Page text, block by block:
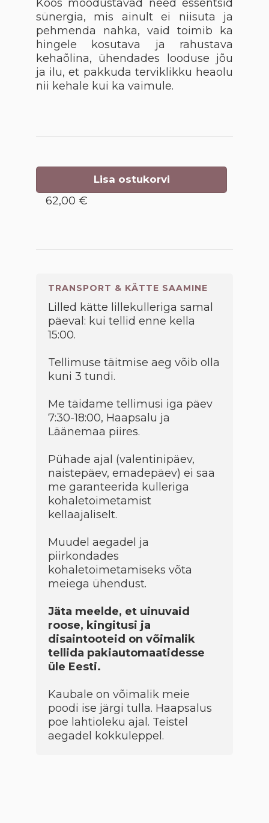
Koos moodustavad need essentsid
sünergia, mis ainult ei niisuta ja
pehmenda nahka, vaid toimib ka
hingele kosutava ja rahustava
kehaõlina, ühendades looduse jõu
ja ilu, et pakkuda terviklikku heaolu
nii kehale kui ka vaimule.
Lisa ostukorvi
62,00 €
TRANSPORT & KÄTTE SAAMINE
Lilled kätte lillekulleriga samal
päeval: kui tellid enne kella
15:00.
Tellimuse täitmise aeg võib olla
kuni 3 tundi.
Me täidame tellimusi iga päev
7:30-18:00, Haapsalu ja
Läänemaa piires.
Pühade ajal (valentinipäev,
naistepäev, emadepäev) ei saa
me garanteerida kulleriga
kohaletoimetamist
kellaajaliselt.
Muudel aegadel ja
piirkondades
kohaletoimetamiseks võta
meiega ühendust.
Jäta meelde, et uinuvaid
roose, kingitusi ja
disaintooteid on võimalik
tellida pakiautomaatidesse
üle Eesti.
Kaubale on võimalik meie
poodi ise järgi tulla. Haapsalus
poe lahtioleku ajal. Teistel
aegadel kokkuleppel.